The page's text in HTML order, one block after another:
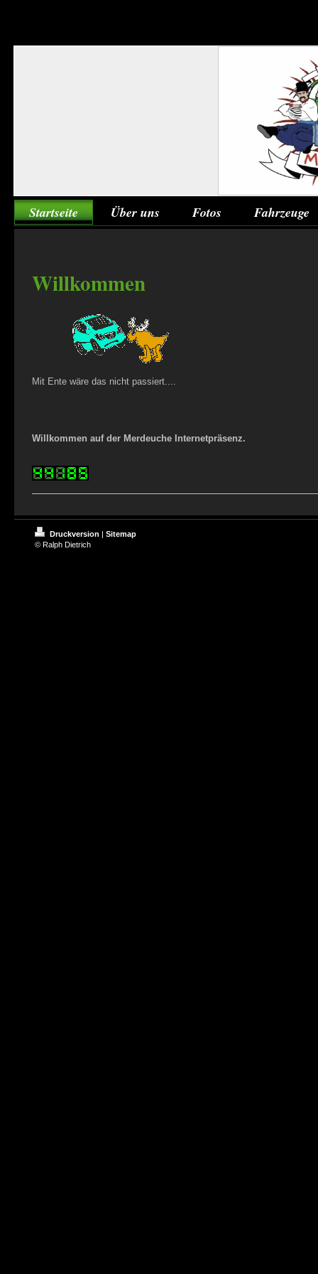
Startseite Über uns Fotos Fahrzeuge
Willkommen
Mit Ente wäre das nicht passiert....
Willkommen auf der Merdeuche Internetpräsenz.
Druckversion | Sitemap
© Ralph Dietrich